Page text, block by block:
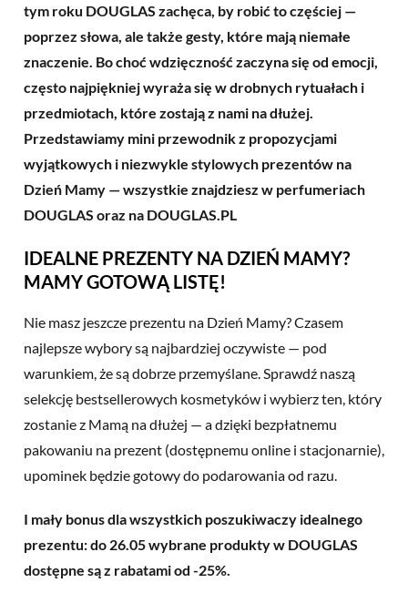
tym roku DOUGLAS zachęca, by robić to częściej —
poprzez słowa, ale także gesty, które mają niemałe
znaczenie. Bo choć wdzięczność zaczyna się od emocji,
często najpiękniej wyraża się w drobnych rytuałach i
przedmiotach, które zostają z nami na dłużej.
Przedstawiamy mini przewodnik z propozycjami
wyjątkowych i niezwykle stylowych prezentów na
Dzień Mamy — wszystkie znajdziesz w perfumeriach
DOUGLAS oraz na DOUGLAS.PL
IDEALNE PREZENTY NA DZIEŃ MAMY?
MAMY GOTOWĄ LISTĘ!
Nie masz jeszcze prezentu na Dzień Mamy? Czasem
najlepsze wybory są najbardziej oczywiste — pod
warunkiem, że są dobrze przemyślane. Sprawdź naszą
selekcję bestsellerowych kosmetyków i wybierz ten, który
zostanie z Mamą na dłużej — a dzięki bezpłatnemu
pakowaniu na prezent (dostępnemu online i stacjonarnie),
upominek będzie gotowy do podarowania od razu.
I mały bonus dla wszystkich poszukiwaczy idealnego
prezentu: do 26.05 wybrane produkty w DOUGLAS
dostępne są z rabatami od -25%.